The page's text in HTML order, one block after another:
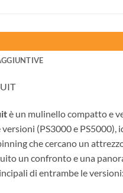
è un mulinello compatto e
(PS3000 e PS5000),
che cercano un
un confronto e una
di entrambe le versioni: